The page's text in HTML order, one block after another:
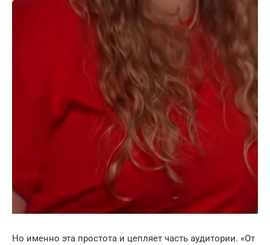
Но именно эта простота и цепляет часть аудитории. «От